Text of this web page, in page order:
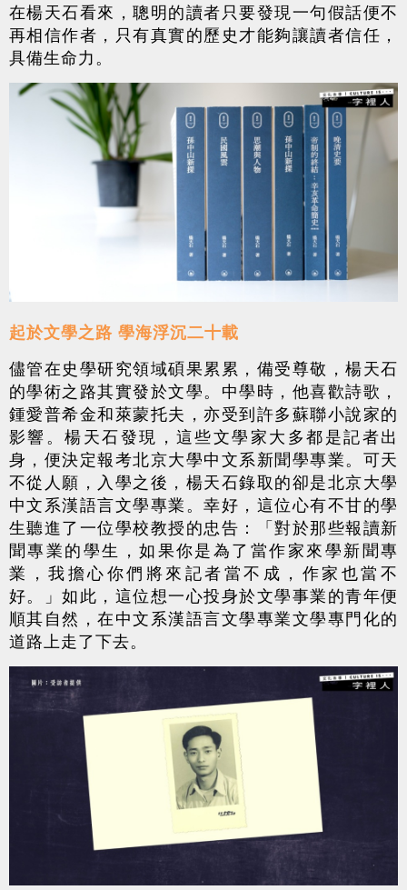
在楊天石看來，聰明的讀者只要發現一句假話便不
再相信作者，只有真實的歷史才能夠讓讀者信任，
具備生命力。
起於文學之路 學海浮沉二十載
儘管在史學研究領域碩果累累，備受尊敬，楊天石
的學術之路其實發於文學。中學時，他喜歡詩歌，
鍾愛普希金和萊蒙托夫，亦受到許多蘇聯小說家的
影響。楊天石發現，這些文學家大多都是記者出
身，便決定報考北京大學中文系新聞學專業。可天
不從人願，入學之後，楊天石錄取的卻是北京大學
中文系漢語言文學專業。幸好，這位心有不甘的學
生聽進了一位學校教授的忠告：「對於那些報讀新
聞專業的學生，如果你是為了當作家來學新聞專
業，我擔心你們將來記者當不成，作家也當不
好。」如此，這位想一心投身於文學事業的青年便
順其自然，在中文系漢語言文學專業文學專門化的
道路上走了下去。